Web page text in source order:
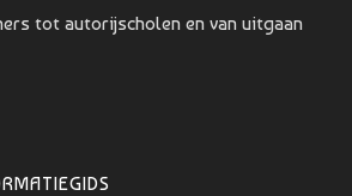
tot autorijscholen en van uitgaan